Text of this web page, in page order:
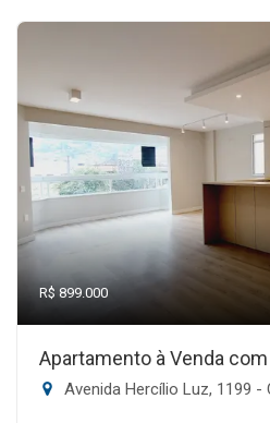
R$ 899.000
Apartamento à Venda
Avenida Hercílio Luz, 1199